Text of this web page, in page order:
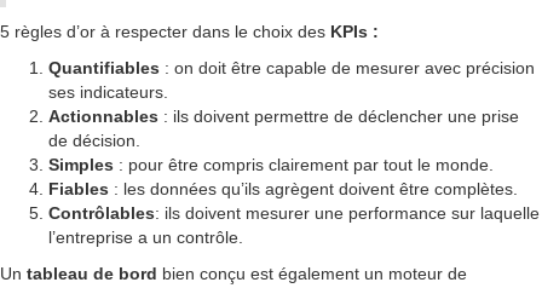
5 règles d’or à respecter dans le choix des KPIs :
Quantifiables : on doit être capable de mesurer avec précision
ses indicateurs.
Actionnables : ils doivent permettre de déclencher une prise
de décision.
Simples : pour être compris clairement par tout le monde.
Fiables : les données qu’ils agrègent doivent être complètes.
Contrôlables: ils doivent mesurer une performance sur laquelle
l’entreprise a un contrôle.
Un tableau de bord bien conçu est également un moteur de